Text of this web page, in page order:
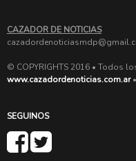
CAZADOR DE NOTICIAS
© COPYRIGHTS 2016 • Todos
www.cazadordenoticias.com.ar
SEGUINOS